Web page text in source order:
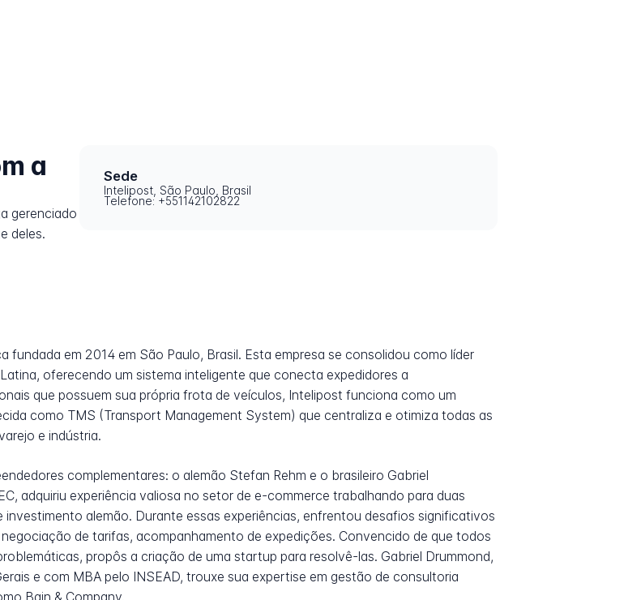
a
gerenciado
deles.
Sede
Intelipost, São Paulo, Brasil
Telefone: +551142102822
em 2014 em São Paulo, Brasil. Esta empresa se consolidou como líder
oferecendo um sistema inteligente que conecta expedidores a
que possuem sua própria frota de veículos, Intelipost funciona como um
como TMS (Transport Management System) que centraliza e otimiza todas as
e indústria.
complementares: o alemão Stefan Rehm e o brasileiro Gabriel
adquiriu experiência valiosa no setor de e-commerce trabalhando para duas
alemão. Durante essas experiências, enfrentou desafios significativos
de tarifas, acompanhamento de expedições. Convencido de que todos
propôs a criação de uma startup para resolvê-las. Gabriel Drummond,
e com MBA pelo INSEAD, trouxe sua expertise em gestão de consultoria